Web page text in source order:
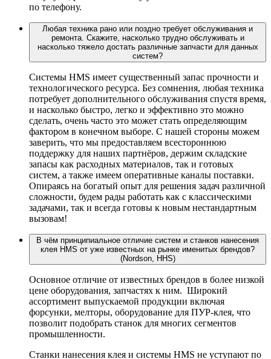
по телефону.
Любая техника рано или поздно требует обслуживания и
ремонта. Скажите, насколько трудно обслуживать и
насколько тяжело достать различные запчасти для данных
систем?
Системы HMS имеет существенный запас прочности и
технологического ресурса. Без сомнения, любая техника
потребует дополнительного обслуживания спустя время,
и насколько быстро, легко и эффективно это можно
сделать, очень часто это может стать определяющим
фактором в конечном выборе. С нашей стороны можем
заверить, что мы предоставляем всестороннюю
поддержку для наших партнёров, держим складские
запасы как расходных материалов, так и готовых
систем, а также имеем оперативные каналы поставки.
Опираясь на богатый опыт для решения задач различной
сложности, будем рады работать как с классическими
задачами, так и всегда готовы к новым нестандартным
вызовам!
В чём принципиальное отличие систем и станков нанесения
клея HMS от уже известных на рынке именитых брендов?
(Nordson, HHS)
Основное отличие от известных брендов в более низкой
цене оборудования, запчастях к ним. Широкий
ассортимент выпускаемой продукции включая
форсунки, мелторы, оборудование для ПУР-клея, что
позволит подобрать станок для многих сегментов
промышленности.
Станки нанесения клея и системы HMS не уступают по